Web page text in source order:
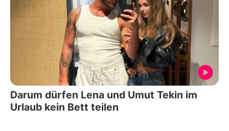
Darum dürfen Lena und Umut Tekin im
Urlaub kein Bett teilen